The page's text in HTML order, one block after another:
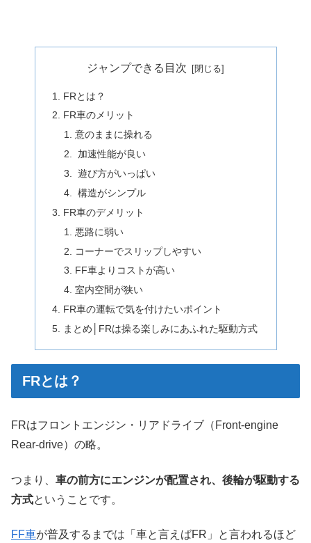
ジャンプできる目次
FRとは？
FR車のメリット
意のままに操れる
加速性能が良い
遊び方がいっぱい
構造がシンプル
FR車のデメリット
悪路に弱い
コーナーでスリップしやすい
FF車よりコストが高い
室内空間が狭い
FR車の運転で気を付けたいポイント
まとめ│FRは操る楽しみにあふれた駆動方式
FRとは？
FRはフロントエンジン・リアドライブ（Front-engine
Rear-drive）の略。
つまり、 車の前方にエンジンが配置され、後輪が駆動する
方式ということです。
FF車が普及するまでは「車と言えばFR」と言われるほど